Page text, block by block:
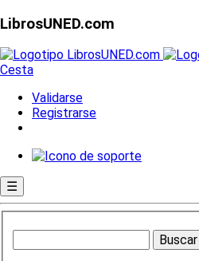
LibrosUNED.com
Cesta
Validarse
Registrarse
☰